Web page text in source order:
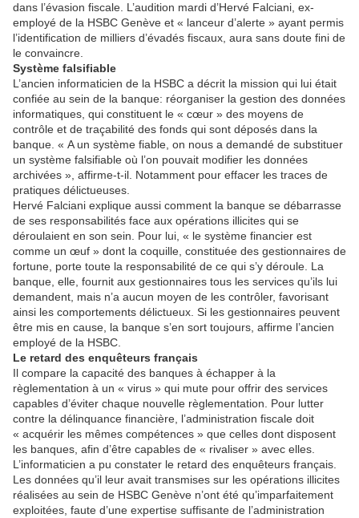
dans l’évasion fiscale. L’audition mardi d’Hervé Falciani, ex-
employé de la HSBC Genève et « lanceur d’alerte » ayant permis
l’identification de milliers d’évadés fiscaux, aura sans doute fini de
le convaincre.
Système falsifiable
L’ancien informaticien de la HSBC a décrit la mission qui lui était
confiée au sein de la banque: réorganiser la gestion des données
informatiques, qui constituent le « cœur » des moyens de
contrôle et de traçabilité des fonds qui sont déposés dans la
banque. « A un système fiable, on nous a demandé de substituer
un système falsifiable où l’on pouvait modifier les données
archivées », affirme-t-il. Notamment pour effacer les traces de
pratiques délictueuses.
Hervé Falciani explique aussi comment la banque se débarrasse
de ses responsabilités face aux opérations illicites qui se
déroulaient en son sein. Pour lui, « le système financier est
comme un œuf » dont la coquille, constituée des gestionnaires de
fortune, porte toute la responsabilité de ce qui s’y déroule. La
banque, elle, fournit aux gestionnaires tous les services qu’ils lui
demandent, mais n’a aucun moyen de les contrôler, favorisant
ainsi les comportements délictueux. Si les gestionnaires peuvent
être mis en cause, la banque s’en sort toujours, affirme l’ancien
employé de la HSBC.
Le retard des enquêteurs français
Il compare la capacité des banques à échapper à la
règlementation à un « virus » qui mute pour offrir des services
capables d’éviter chaque nouvelle règlementation. Pour lutter
contre la délinquance financière, l’administration fiscale doit
« acquérir les mêmes compétences » que celles dont disposent
les banques, afin d’être capables de « rivaliser » avec elles.
L’informaticien a pu constater le retard des enquêteurs français.
Les données qu’il leur avait transmises sur les opérations illicites
réalisées au sein de HSBC Genève n’ont été qu’imparfaitement
exploitées, faute d’une expertise suffisante de l’administration